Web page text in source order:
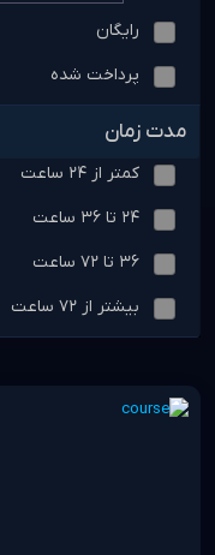
رایگان
پرداخت شده
مدت زمان
کمتر از 24 ساعت
24 تا 36 ساعت
36 تا 72 ساعت
بیشتر از 72 ساعت